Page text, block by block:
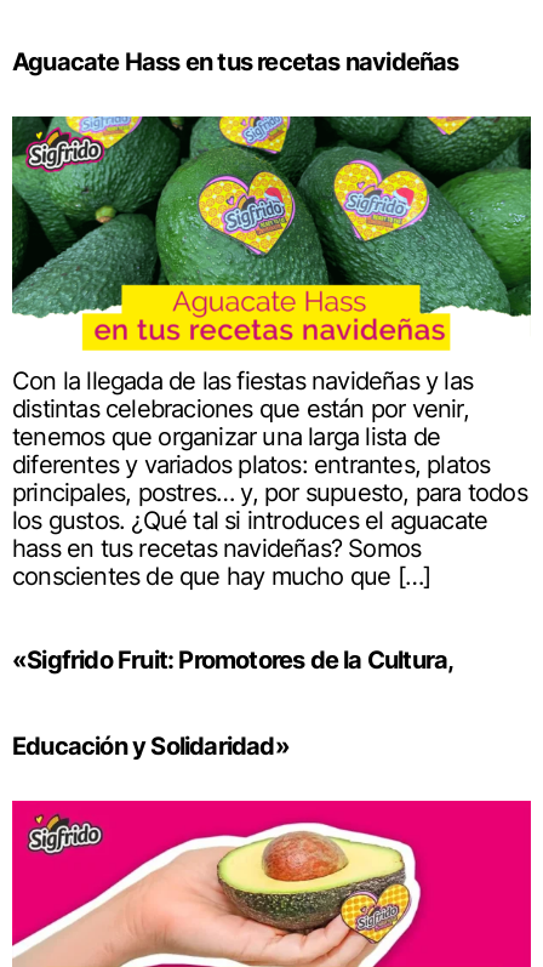
Aguacate Hass en tus recetas navideñas
Con la llegada de las fiestas navideñas y las
distintas celebraciones que están por venir,
tenemos que organizar una larga lista de
diferentes y variados platos: entrantes, platos
principales, postres… y, por supuesto, para todos
los gustos. ¿Qué tal si introduces el aguacate
hass en tus recetas navideñas? Somos
conscientes de que hay mucho que […]
«Sigfrido Fruit: Promotores de la Cultura,
Educación y Solidaridad»